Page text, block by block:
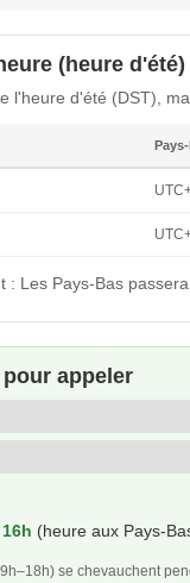
(heure d'été)
l'heure d'été (DST),
: Les Pays-Bas
appeler
(heure aux Pays-
se chevauchent